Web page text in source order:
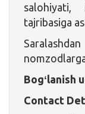
tajribasiga
Bogʻlanish
Contact